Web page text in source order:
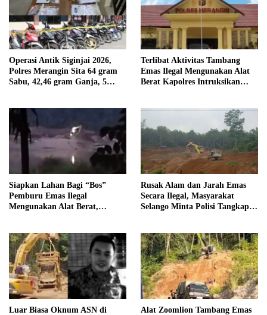
Operasi Antik Siginjai 2026,
Polres Merangin Sita 64 gram
Sabu, 42,46 gram Ganja, 5
Terlibat Aktivitas Tambang
Emas Ilegal Mengunakan Alat
Berat Kapolres Intruksikan
Tanjung Mudo
Siapkan Lahan Bagi “Bos”
Pemburu Emas Ilegal
Mengunakan Alat Berat,
Terancam di Pecat
Rusak Alam dan Jarah Emas
Secara Ilegal, Masyarakat
Selango Minta Polisi Tangkap
Luar Biasa Oknum ASN di
Alat Zoomlion Tambang Emas